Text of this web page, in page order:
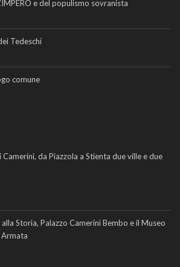
e del populismo sovranista
Tedeschi
comune
Camerini, da Piazzola a Stienta due ville e due
Storia, Palazzo Camerini Bembo e il Museo